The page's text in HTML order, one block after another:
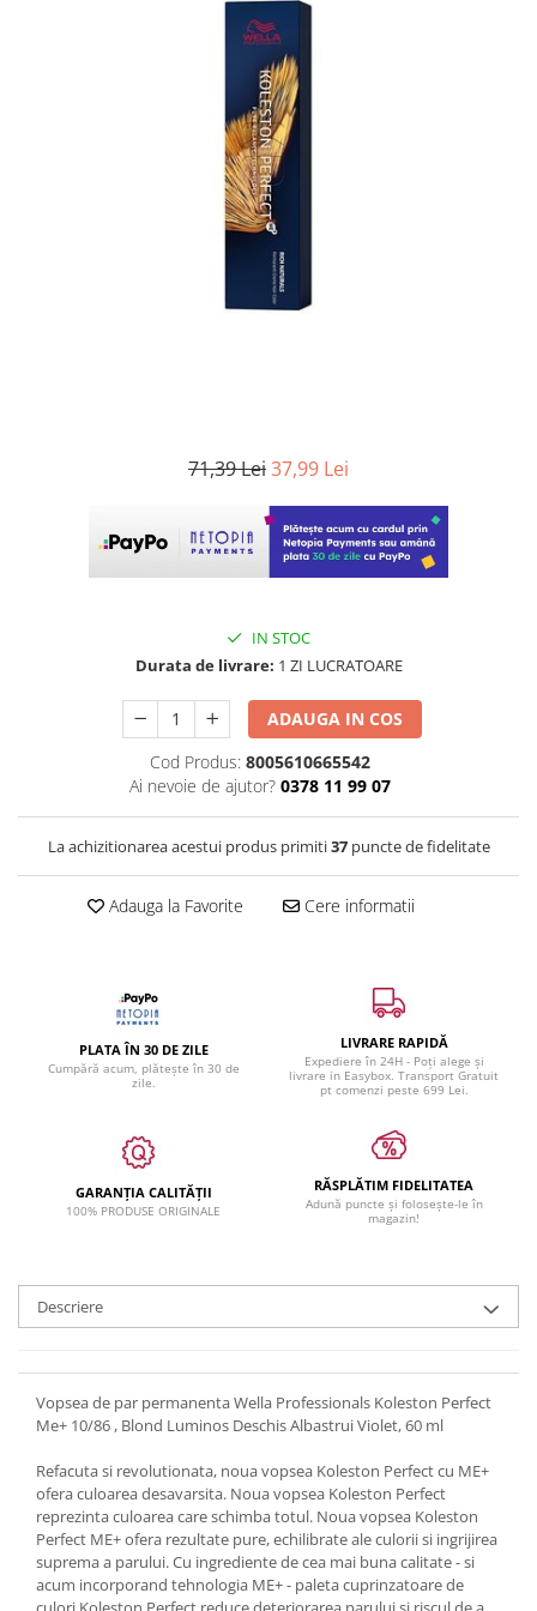
71,39 Lei37,99 Lei
IN STOC
Durata de livrare: 1 ZI LUCRATOARE
ADAUGA IN COS
Cod Produs: 8005610665542
Ai nevoie de ajutor? 0378 11 99 07
La achizitionarea acestui produs primiti37puncte de fidelitate
Adauga la Favorite Cere informatii
PLATA ÎN 30 DE ZILE
Cumpără acum, plătește în 30 de
zile.
LIVRARE RAPIDĂ
Expediere în 24H - Poți alege și
livrare in Easybox. Transport Gratuit
pt comenzi peste 699 Lei.
GARANȚIA CALITĂȚII
100% PRODUSE ORIGINALE
RĂSPLĂTIM FIDELITATEA
Adună puncte și folosește-le în
magazin!
Descriere
Vopsea de par permanenta Wella Professionals Koleston Perfect
Me+ 10/86 , Blond Luminos Deschis Albastrui Violet, 60 ml
Refacuta si revolutionata, noua vopsea Koleston Perfect cu ME+
ofera culoarea desavarsita. Noua vopsea Koleston Perfect
reprezinta culoarea care schimba totul. Noua vopsea Koleston
Perfect ME+ ofera rezultate pure, echilibrate ale culorii si ingrijirea
suprema a parului. Cu ingrediente de cea mai buna calitate - si
acum incorporand tehnologia ME+ - paleta cuprinzatoare de